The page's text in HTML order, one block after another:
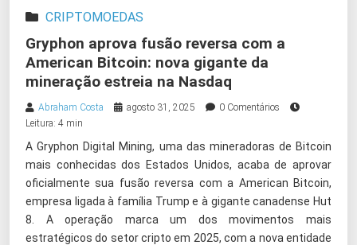
CRIPTOMOEDAS
Gryphon aprova fusão reversa com a
American Bitcoin: nova gigante da
mineração estreia na Nasdaq
Abraham Costa agosto 31, 2025
0 Comentários
Leitura: 4 min
A Gryphon Digital Mining, uma das mineradoras de Bitcoin
mais conhecidas dos Estados Unidos, acaba de aprovar
oficialmente sua fusão reversa com a American Bitcoin,
empresa ligada à família Trump e à gigante canadense Hut
8. A operação marca um dos movimentos mais
estratégicos do setor cripto em 2025, com a nova entidade